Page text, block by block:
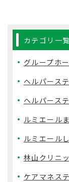
カテゴリ一覧
グループホ
ヘルパース
ヘルパース
ルミエール
ルミエール
林山クリニ
ケアマネス